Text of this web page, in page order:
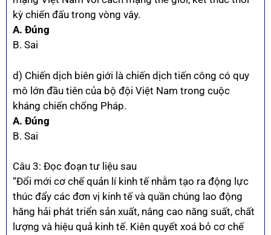
kỳ chiến đấu trong vòng vây.
A. Đúng
B. Sai
d) Chiến dịch biên giới là chiến dịch tiến công có quy
mô lớn đầu tiên của bộ đội Việt Nam trong cuộc
kháng chiến chống Pháp.
A. Đúng
B. Sai
Câu 3: Đọc đoạn tư liệu sau
“Đổi mới cơ chế quản lí kinh tế nhằm tạo ra động lực
thúc đẩy các đơn vị kinh tế và quần chúng lao động
hăng hải phát triển sản xuất, nâng cao năng suất, chất
lượng và hiệu quả kinh tế. Kiên quyết xoá bỏ cơ chế